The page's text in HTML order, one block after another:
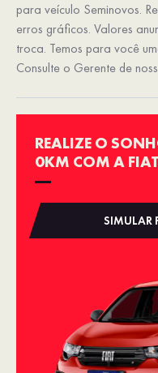
para veículo Seminovos.
erros gráficos. Valores
troca. Temos para você
Consulte o Gerente de
REALIZE O
0KM COM A FIAT
SIMULAR